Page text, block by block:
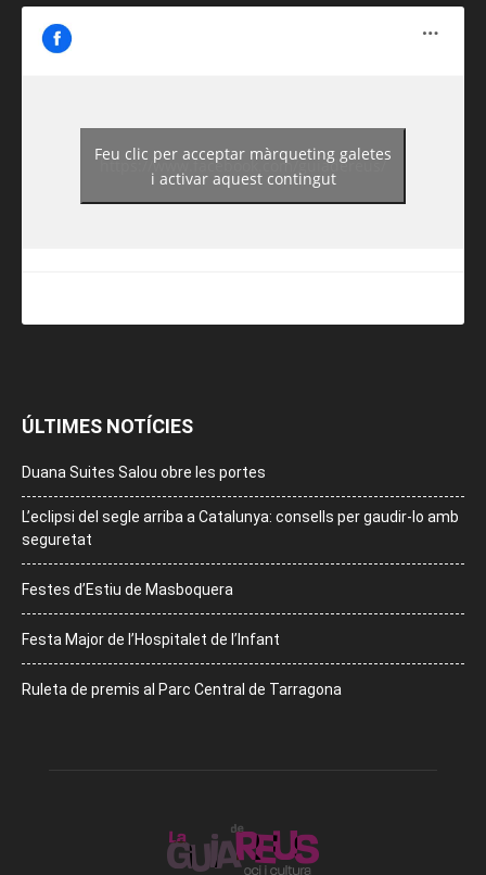
https://www.facebook.com/guiadereus/
Feu clic per acceptar màrqueting galetes
i activar aquest contingut
ÚLTIMES NOTÍCIES
Duana Suites Salou obre les portes
L’eclipsi del segle arriba a Catalunya: consells per gaudir-lo amb
seguretat
Festes d’Estiu de Masboquera
Festa Major de l’Hospitalet de l’Infant
Ruleta de premis al Parc Central de Tarragona